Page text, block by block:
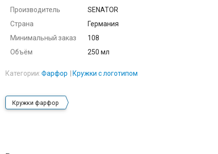
Производитель
SENATOR
Страна
Германия
Минимальный заказ
108
Объём
250 мл
Категории:Фарфор Кружки с логотипом
Кружки фарфор